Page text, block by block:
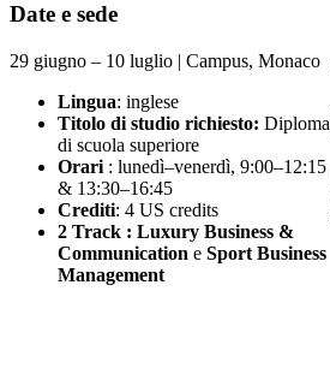
Date e sede
29 giugno – 10 luglio | Campus, Monaco
Lingua: inglese
Titolo di studio richiesto: Diploma
di scuola superiore
Orari : lunedì–venerdì, 9:00–12:15
& 13:30–16:45
Crediti: 4 US credits
2 Track : Luxury Business &
Communication e Sport Business
Management